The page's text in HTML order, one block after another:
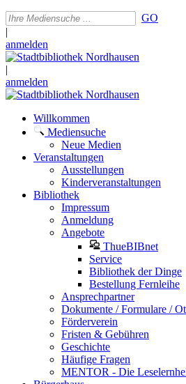
GO
|
anmelden
|
anmelden
Willkommen
Mediensuche
Neue Medien
Veranstaltungen
Ausstellungen
Kinderveranstaltungen
Bibliothek
Impressum
Anmeldung
Angebote
ThueBIBnet
Service
Bibliothek der Dinge
Bestellung Fernleihe
Ansprechpartner
Dokumente / Formulare /
Förderverein
Fristen & Gebühren
Geschichte
Häufige Fragen
MENTOR - Die